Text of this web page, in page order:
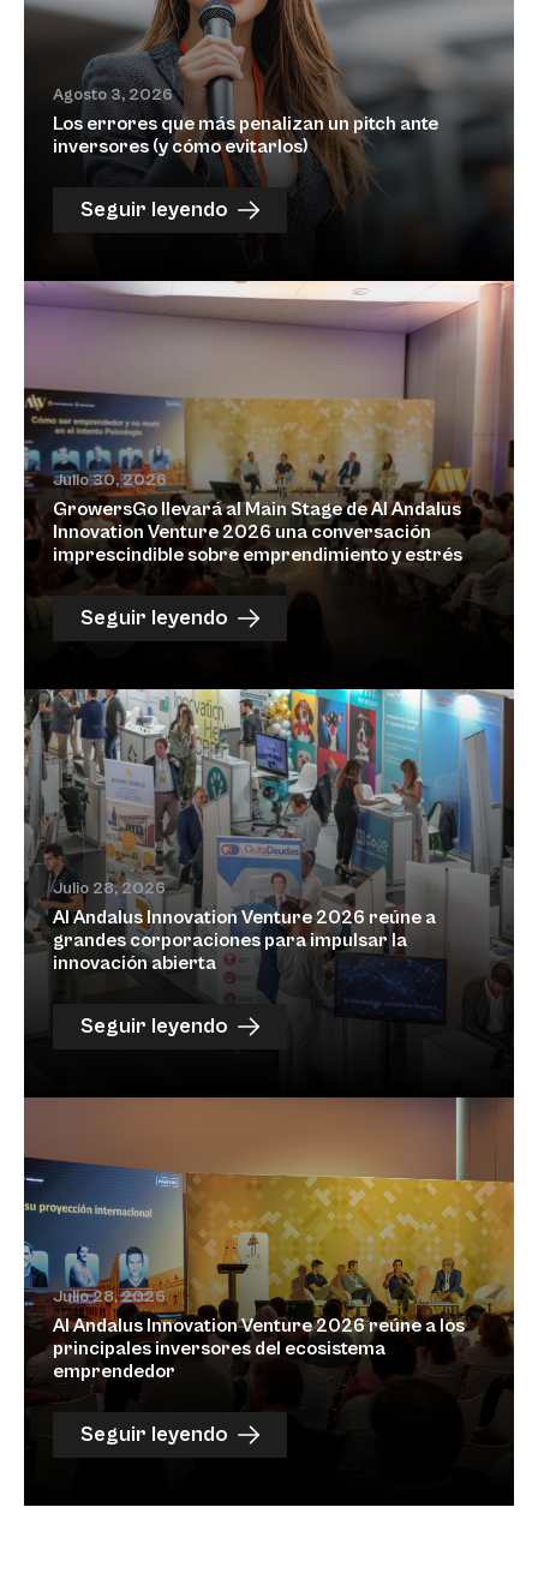
Agosto 3, 2026
Los errores que más penalizan un pitch ante
inversores (y cómo evitarlos)
Seguir leyendo
Julio 30, 2026
GrowersGo llevará al Main Stage de Al Andalus
Innovation Venture 2026 una conversación
imprescindible sobre emprendimiento y estrés
Seguir leyendo
Julio 28, 2026
Al Andalus Innovation Venture 2026 reúne a
grandes corporaciones para impulsar la
innovación abierta
Seguir leyendo
Julio 28, 2026
Al Andalus Innovation Venture 2026 reúne a los
principales inversores del ecosistema
emprendedor
Seguir leyendo